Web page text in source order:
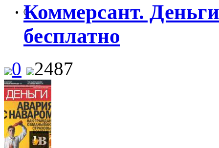
0
Коммерсант.
бесплатно
0 2487